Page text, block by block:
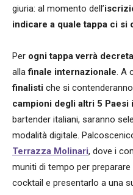
giuria: al momento dell’
indicare a quale tappa ci si
Per ogni tappa verrà
allafinale internazionale. A
finalisti che si
campioni degli altri 5 Paesi
bartender italiani, saranno
modalità digitale.
Terrazza Molinari, dove i
muniti di tempo per
cocktail e presentarlo a una